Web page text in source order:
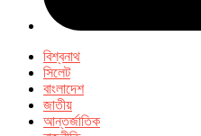
বিশ্বনাথ
সিলেট
বাংলাদেশ
জাতীয়
আন্তর্জাতিক